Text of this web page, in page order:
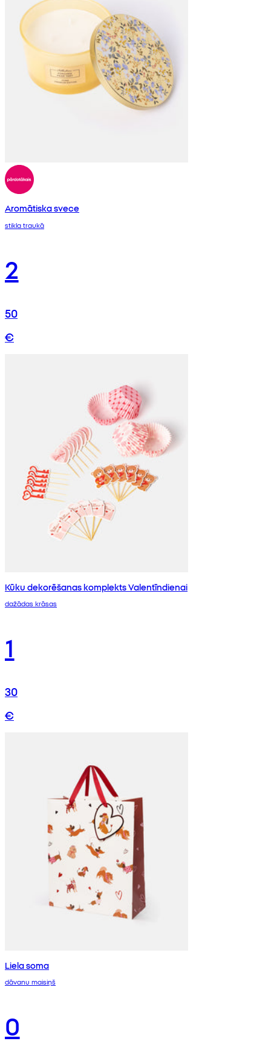
Aromātiska svece
stikla traukā
2
50
€
Kūku dekorēšanas komplekts Valentīndienai
dažādas krāsas
1
30
€
Liela soma
dāvanu maisiņš
0